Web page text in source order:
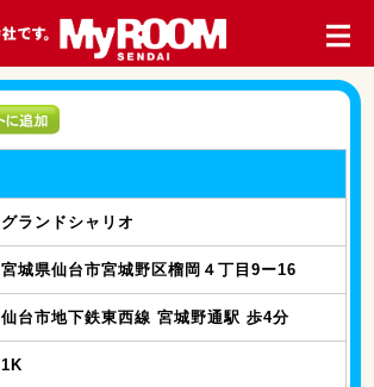
グランドシャリオ
宮城県仙台市宮城野区榴岡４丁目9ー16
仙台市地下鉄東西線 宮城野通駅 歩4分
1K